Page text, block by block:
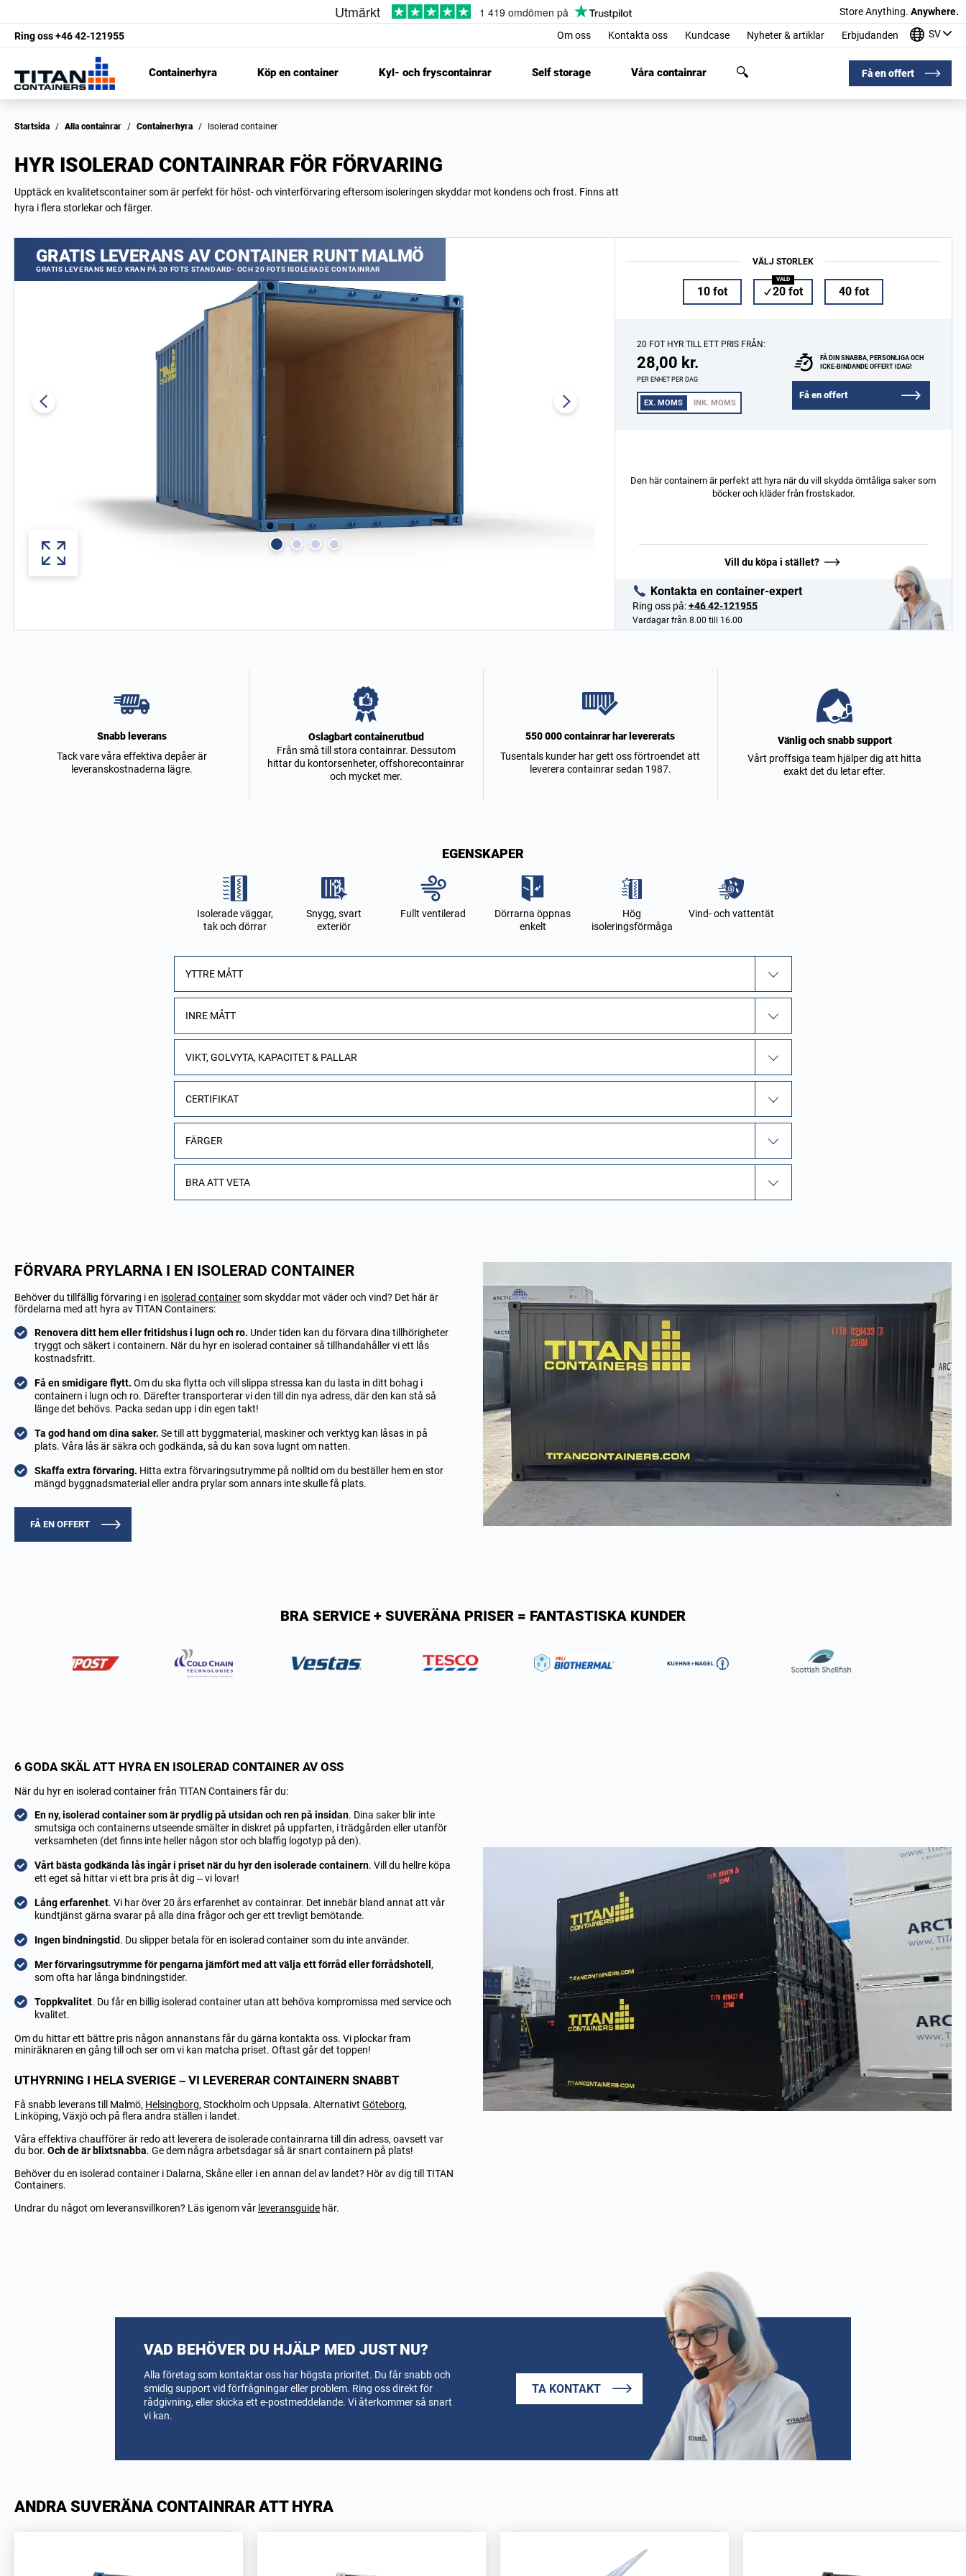
Store Anything. Anywhere.
Ring oss+46 42-121955 Om oss Kontakta oss Kundcase Nyheter & artiklar Erbjudanden SV
Containerhyra Köp en container Kyl- och fryscontainrar Self storage Våra containrar Få en offert
Startsida / Alla containrar / Containerhyra / Isolerad container
HYR ISOLERAD CONTAINRAR FÖR FÖRVARING
Upptäck en kvalitetscontainer som är perfekt för höst- och vinterförvaring eftersom isoleringen skyddar mot kondens och frost. Finns att
hyra i flera storlekar och färger.
GRATIS LEVERANS AV CONTAINER RUNT MALMÖ
GRATIS LEVERANS MED KRAN PÅ 20 FOTS STANDARD- OCH 20 FOTS ISOLERADE CONTAINRAR
VÄLJ STORLEK
10 fot 20 fot 40 fot
20 FOT HYR TILL ETT PRIS FRÅN:
28,00 kr.
PER ENHET PER DAG
EX. MOMS INK. MOMS
Få en offert
FÅ DIN SNABBA, PERSONLIGA OCH
ICKE-BINDANDE OFFERT IDAG!
Den här containern är perfekt att hyra när du vill skydda ömtåliga saker som
böcker och kläder från frostskador.
Vill du köpa i stället?
Kontakta en container-expert
Ring oss på:+46 42-121955
Vardagar från 8.00 till 16.00
Snabb leverans
Tack vare våra effektiva depåer är
leveranskostnaderna lägre.
Oslagbart containerutbud
Från små till stora containrar. Dessutom
hittar du kontorsenheter, offshorecontainrar
och mycket mer.
550 000 containrar har levererats
Tusentals kunder har gett oss förtroendet att
leverera containrar sedan 1987.
Vänlig och snabb support
Vårt proffsiga team hjälper dig att hitta
exakt det du letar efter.
EGENSKAPER
Isolerade väggar,
tak och dörrar
Snygg, svart
exteriör
Fullt ventilerad
Dörrarna öppnas
enkelt
Hög
isoleringsförmåga
Vind- och vattentät
YTTRE MÅTT
INRE MÅTT
VIKT, GOLVYTA, KAPACITET & PALLAR
CERTIFIKAT
FÄRGER
BRA ATT VETA
FÖRVARA PRYLARNA I EN ISOLERAD CONTAINER
Behöver du tillfällig förvaring i en isolerad containersom skyddar mot väder och vind? Det här är
fördelarna med att hyra av TITAN Containers:
Renovera ditt hem eller fritidshus i lugn och ro. Under tiden kan du förvara dina tillhörigheter
tryggt och säkert i containern. När du hyr en isolerad container så tillhandahåller vi ett lås
kostnadsfritt.
Få en smidigare flytt. Om du ska flytta och vill slippa stressa kan du lasta in ditt bohag i
containern i lugn och ro. Därefter transporterar vi den till din nya adress, där den kan stå så
länge det behövs. Packa sedan upp i din egen takt!
Ta god hand om dina saker. Se till att byggmaterial, maskiner och verktyg kan låsas in på
plats. Våra lås är säkra och godkända, så du kan sova lugnt om natten.
Skaffa extra förvaring. Hitta extra förvaringsutrymme på nolltid om du beställer hem en stor
mängd byggnadsmaterial eller andra prylar som annars inte skulle få plats.
FÅ EN OFFERT
BRA SERVICE + SUVERÄNA PRISER = FANTASTISKA KUNDER
6 GODA SKÄL ATT HYRA EN ISOLERAD CONTAINER AV OSS
När du hyr en isolerad container från TITAN Containers får du:
En ny, isolerad container som är prydlig på utsidan och ren på insidan. Dina saker blir inte
smutsiga och containerns utseende smälter in diskret på uppfarten, i trädgården eller utanför
verksamheten (det finns inte heller någon stor och blaffig logotyp på den).
Vårt bästa godkända lås ingår i priset när du hyr den isolerade containern. Vill du hellre köpa
ett eget så hittar vi ett bra pris åt dig – vi lovar!
Lång erfarenhet. Vi har över 20 års erfarenhet av containrar. Det innebär bland annat att vår
kundtjänst gärna svarar på alla dina frågor och ger ett trevligt bemötande.
Ingen bindningstid. Du slipper betala för en isolerad container som du inte använder.
Mer förvaringsutrymme för pengarna jämfört med att välja ett förråd eller förrådshotell,
som ofta har långa bindningstider.
Toppkvalitet. Du får en billig isolerad container utan att behöva kompromissa med service och
kvalitet.
Om du hittar ett bättre pris någon annanstans får du gärna kontakta oss. Vi plockar fram
miniräknaren en gång till och ser om vi kan matcha priset. Oftast går det toppen!
UTHYRNING I HELA SVERIGE – VI LEVERERAR CONTAINERN SNABBT
Få snabb leverans till Malmö, Helsingborg, Stockholm och Uppsala. Alternativt Göteborg,
Linköping, Växjö och på flera andra ställen i landet.
Våra effektiva chaufförer är redo att leverera de isolerade containrarna till din adress, oavsett var
du bor. Och de är blixtsnabba. Ge dem några arbetsdagar så är snart containern på plats!
Behöver du en isolerad container i Dalarna, Skåne eller i en annan del av landet? Hör av dig till TITAN
Containers.
Undrar du något om leveransvillkoren? Läs igenom vår leveransguide här.
VAD BEHÖVER DU HJÄLP MED JUST NU?
Alla företag som kontaktar oss har högsta prioritet. Du får snabb och
smidig support vid förfrågningar eller problem. Ring oss direkt för
rådgivning, eller skicka ett e-postmeddelande. Vi återkommer så snart
vi kan.
TA KONTAKT
ANDRA SUVERÄNA CONTAINRAR ATT HYRA